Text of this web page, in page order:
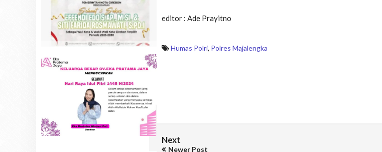
editor : Ade Prayitno
Humas Polri, Polres Majalengka
Next
Newer Post